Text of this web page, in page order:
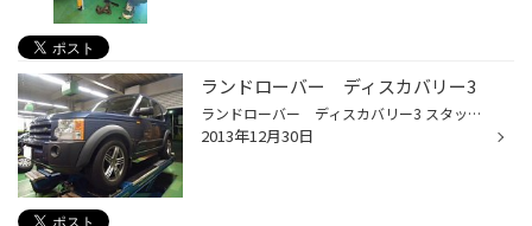
ランドローバー ディスカバリー3
ランドローバー ディスカバリー3 スタッドレス取り付けです。 純正サイズは255/60R18です。ディスカバリー3専用サイズです。 エアサス車の為、ジャッキアップモードで専用リフトで作業します。 ジャッキアップポイントを間違えると、エアサスが伸びきってしまい壊れてしまいます。 信頼と実績のあ...
2013年12月30日